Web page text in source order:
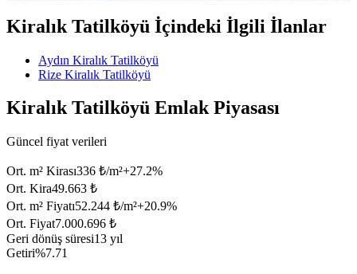
Kiralık Tatilköyü İçindeki İlgili İlanlar
Aydın Kiralık Tatilköyü
Rize Kiralık Tatilköyü
Kiralık Tatilköyü Emlak Piyasası
Güncel fiyat verileri
Ort. m² Kirası336 ₺/m²+27.2%
Ort. Kira49.663 ₺
Ort. m² Fiyatı52.244 ₺/m²+20.9%
Ort. Fiyat7.000.696 ₺
Geri dönüş süresi13 yıl
Getiri%7.71